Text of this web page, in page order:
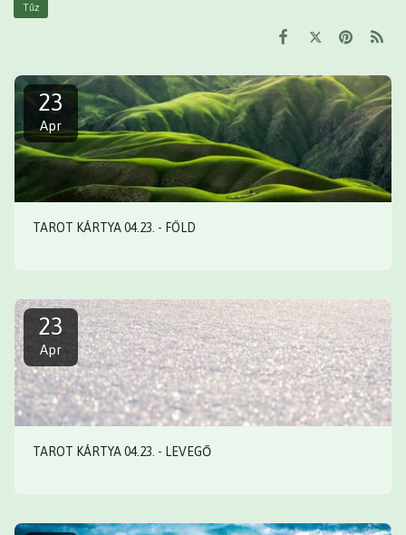
Tűz
23
Apr
TAROT KÁRTYA 04.23. - FÖLD
23
Apr
TAROT KÁRTYA 04.23. - LEVEGŐ